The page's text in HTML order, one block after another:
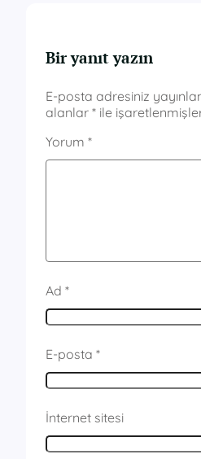
Bir yanıt yazın
E-posta adresiniz
alanlar * ile
Yorum *
Ad *
E-posta *
İnternet sitesi